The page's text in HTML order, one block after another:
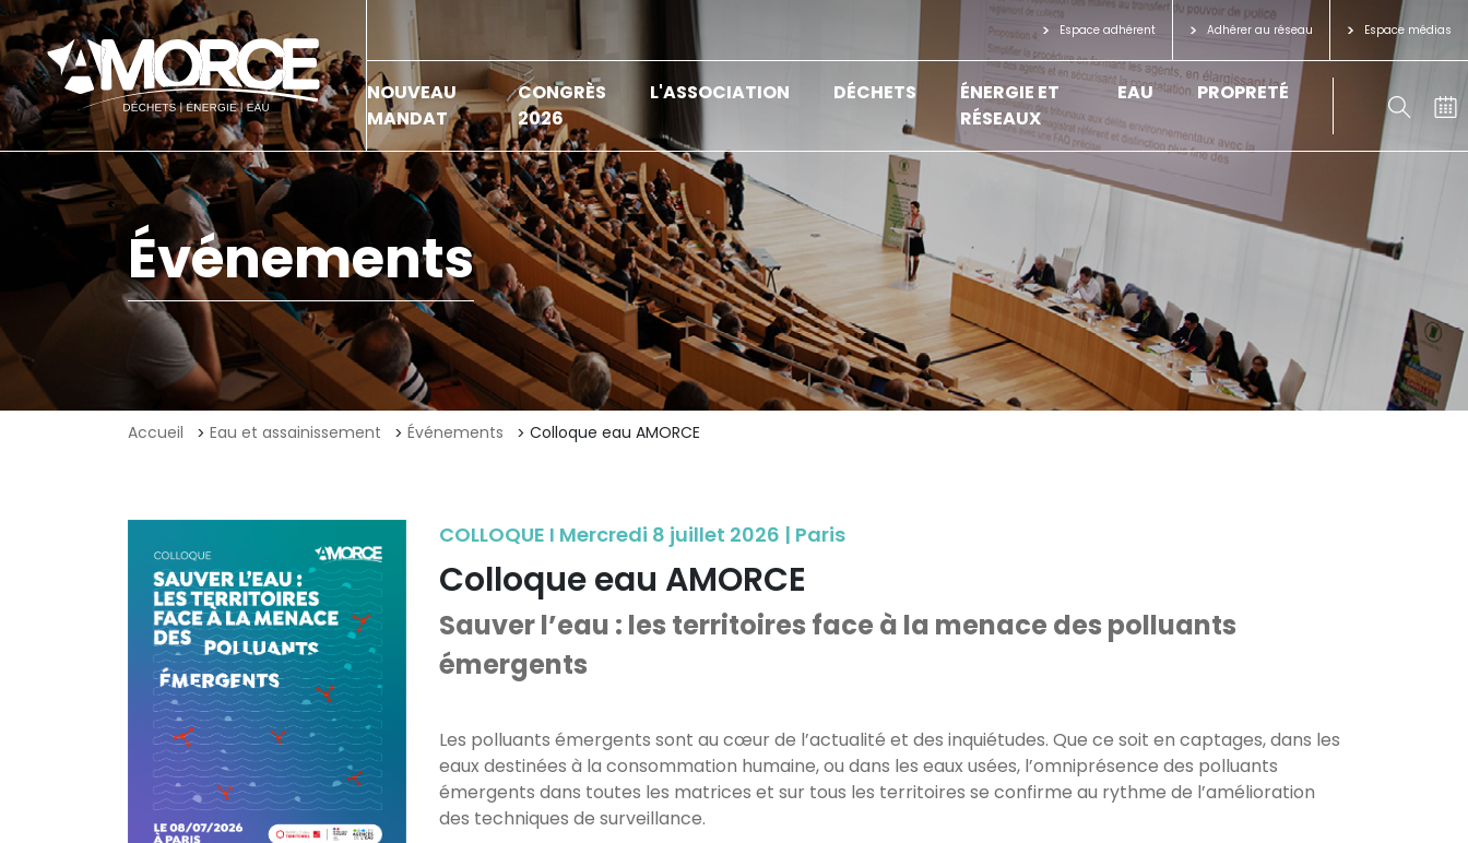
Espace adhérent Adhérer au réseau Espace médias
NOUVEAU
MANDAT
CONGRÈS
2026
L'ASSOCIATION DÉCHETS
ÉNERGIE ET
RÉSEAUX
EAU PROPRETÉ
Événements
Accueil Eau et assainissement Événements Colloque eau AMORCE
COLLOQUE I Mercredi 8 juillet 2026 | Paris
Colloque eau AMORCE
Sauver l’eau : les territoires face à la menace des polluants
émergents
Les polluants émergents sont au cœur de l’actualité et des inquiétudes. Que ce soit en captages, dans les
eaux destinées à la consommation humaine, ou dans les eaux usées, l’omniprésence des polluants
émergents dans toutes les matrices et sur tous les territoires se confirme au rythme de l’amélioration
des techniques de surveillance.